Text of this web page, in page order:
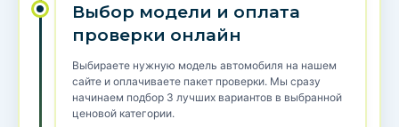
Выбор модели и оплата
проверки онлайн
Выбираете нужную модель автомобиля на нашем
сайте и оплачиваете пакет проверки. Мы сразу
начинаем подбор 3 лучших вариантов в выбранной
ценовой категории.